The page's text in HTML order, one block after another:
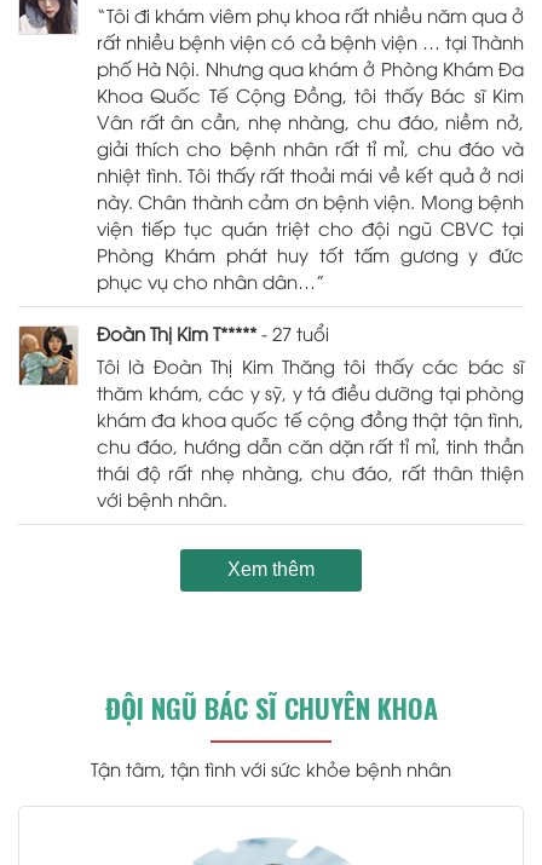
“Tôi đi khám viêm phụ khoa rất nhiều năm qua ở
rất nhiều bệnh viện có cả bệnh viện … tại Thành
phố Hà Nội. Nhưng qua khám ở Phòng Khám Đa
Khoa Quốc Tế Cộng Đồng, tôi thấy Bác sĩ Kim
Vân rất ân cần, nhẹ nhàng, chu đáo, niềm nở,
giải thích cho bệnh nhân rất tỉ mỉ, chu đáo và
nhiệt tình. Tôi thấy rất thoải mái về kết quả ở nơi
này. Chân thành cảm ơn bệnh viện. Mong bệnh
viện tiếp tục quán triệt cho đội ngũ CBVC tại
Phòng Khám phát huy tốt tấm gương y đức
phục vụ cho nhân dân…”
Đoàn Thị Kim T***** - 27 tuổi
Tôi là Đoàn Thị Kim Thăng tôi thấy các bác sĩ
thăm khám, các y sỹ, y tá điều dưỡng tại phòng
khám đa khoa quốc tế cộng đồng thật tận tình,
chu đáo, hướng dẫn căn dặn rất tỉ mỉ, tinh thần
thái độ rất nhẹ nhàng, chu đáo, rất thân thiện
với bệnh nhân.
Xem thêm
ĐỘI NGŨ BÁC SĨ CHUYÊN KHOA
Tận tâm, tận tình với sức khỏe bệnh nhân